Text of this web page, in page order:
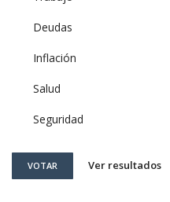
Deudas
Inflación
Salud
Seguridad
VOTAR Ver resultados